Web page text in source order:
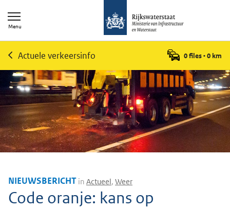
Menu
Actuele verkeersinfo 0 files•0 km
NIEUWSBERICHT in Actueel, Weer
Code oranje: kans op